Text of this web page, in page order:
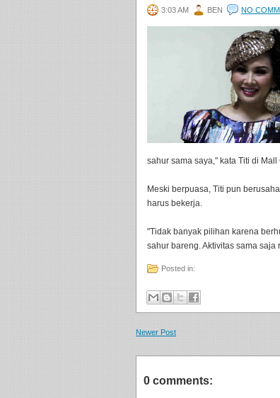
3:03 AM BEN NO
sahur sama saya," kata Titi di
Meski berpuasa, Titi pun
harus bekerja.
"Tidak banyak pilihan karena
sahur bareng. Aktivitas sama
Posted in:
Newer Post
0 comments: